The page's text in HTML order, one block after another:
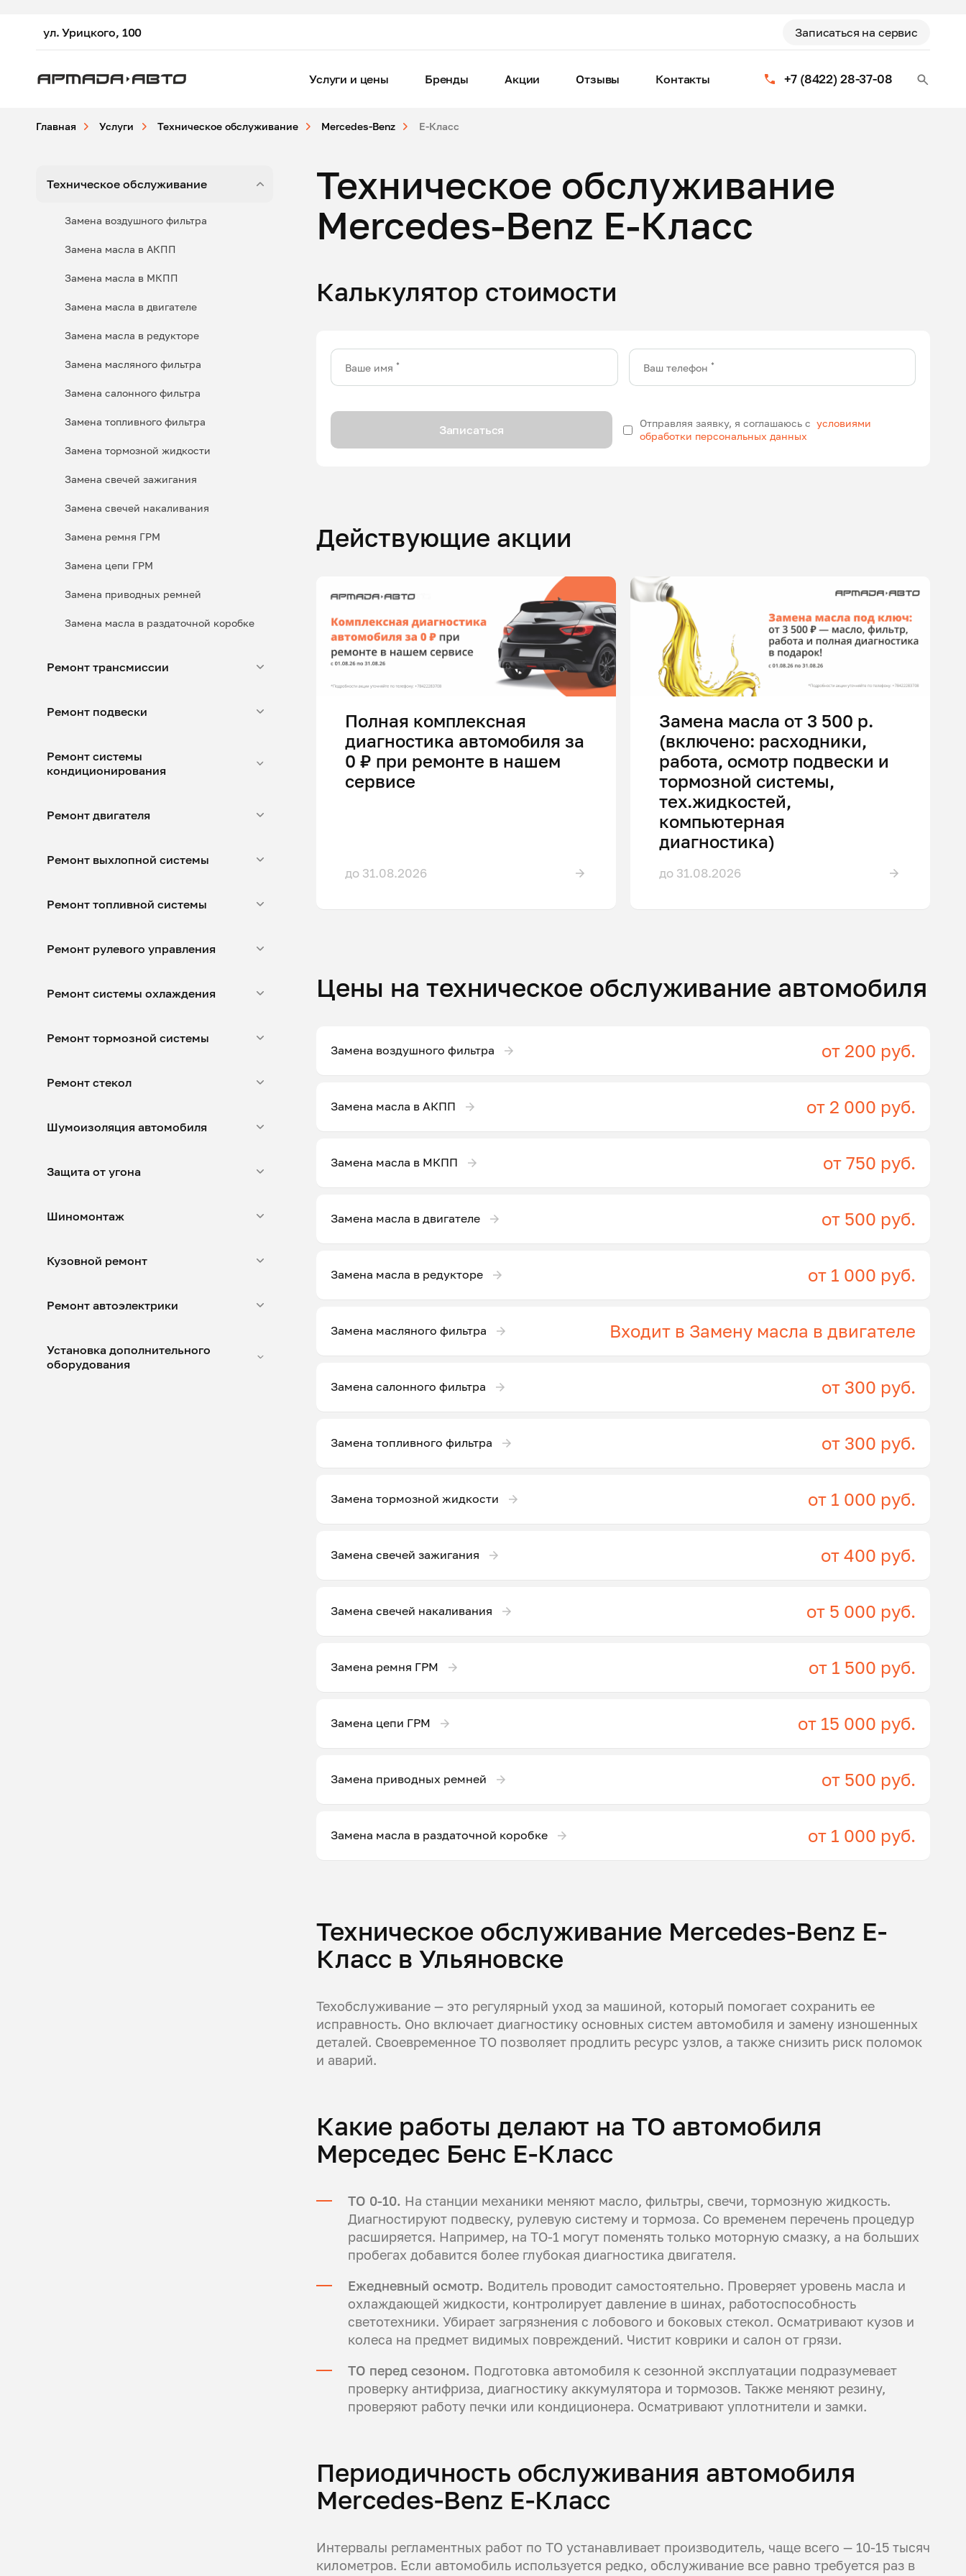
ул. Урицкого, 100 Записаться на сервис
+7 (8422) 28-37-08
Услуги и цены Бренды Акции Отзывы Контакты
Главная Услуги Техническое обслуживание Mercedes-Benz E-Класс
Техническое обслуживание
Замена воздушного фильтра
Замена масла в АКПП
Замена масла в МКПП
Замена масла в двигателе
Замена масла в редукторе
Замена масляного фильтра
Замена салонного фильтра
Замена топливного фильтра
Замена тормозной жидкости
Замена свечей зажигания
Замена свечей накаливания
Замена ремня ГРМ
Замена цепи ГРМ
Замена приводных ремней
Замена масла в раздаточной коробке
Ремонт трансмиссии
Ремонт подвески
Ремонт системы
кондиционирования
Ремонт двигателя
Ремонт выхлопной системы
Ремонт топливной системы
Ремонт рулевого управления
Ремонт системы охлаждения
Ремонт тормозной системы
Ремонт стекол
Шумоизоляция автомобиля
Защита от угона
Шиномонтаж
Кузовной ремонт
Ремонт автоэлектрики
Установка дополнительного
оборудования
Техническое обслуживание
Mercedes-Benz E-Класс
Калькулятор стоимости
Ваше имя * Ваш телефон *
Записаться Отправляя заявку, я соглашаюсь с условиями
обработки персональных данных
Действующие акции
Полная комплексная
диагностика автомобиля за
0 ₽ при ремонте в нашем
сервисе
до 31.08.2026
Замена масла от 3 500 р.
(включено: расходники,
работа, осмотр подвески и
тормозной системы,
тех.жидкостей,
компьютерная
диагностика)
до 31.08.2026
Цены на техническое обслуживание автомобиля
Замена воздушного фильтра от 200 руб.
Замена масла в АКПП от 2 000 руб.
Замена масла в МКПП от 750 руб.
Замена масла в двигателе от 500 руб.
Замена масла в редукторе от 1 000 руб.
Замена масляного фильтра Входит в Замену масла в двигателе
Замена салонного фильтра от 300 руб.
Замена топливного фильтра от 300 руб.
Замена тормозной жидкости от 1 000 руб.
Замена свечей зажигания от 400 руб.
Замена свечей накаливания от 5 000 руб.
Замена ремня ГРМ от 1 500 руб.
Замена цепи ГРМ от 15 000 руб.
Замена приводных ремней от 500 руб.
Замена масла в раздаточной коробке от 1 000 руб.
Техническое обслуживание Mercedes-Benz E-
Класс в Ульяновске
Техобслуживание — это регулярный уход за машиной, который помогает сохранить ее
исправность. Оно включает диагностику основных систем автомобиля и замену изношенных
деталей. Своевременное ТО позволяет продлить ресурс узлов, а также снизить риск поломок
и аварий.
Какие работы делают на ТО автомобиля
Мерседес Бенс E-Класс
ТО 0-10. На станции механики меняют масло, фильтры, свечи, тормозную жидкость.
Диагностируют подвеску, рулевую систему и тормоза. Со временем перечень процедур
расширяется. Например, на ТО-1 могут поменять только моторную смазку, а на больших
пробегах добавится более глубокая диагностика двигателя.
Ежедневный осмотр. Водитель проводит самостоятельно. Проверяет уровень масла и
охлаждающей жидкости, контролирует давление в шинах, работоспособность
светотехники. Убирает загрязнения с лобового и боковых стекол. Осматривают кузов и
колеса на предмет видимых повреждений. Чистит коврики и салон от грязи.
ТО перед сезоном. Подготовка автомобиля к сезонной эксплуатации подразумевает
проверку антифриза, диагностику аккумулятора и тормозов. Также меняют резину,
проверяют работу печки или кондиционера. Осматривают уплотнители и замки.
Периодичность обслуживания автомобиля
Mercedes-Benz E-Класс
Интервалы регламентных работ по ТО устанавливает производитель, чаще всего — 10-15 тысяч
километров. Если автомобиль используется редко, обслуживание все равно требуется раз в